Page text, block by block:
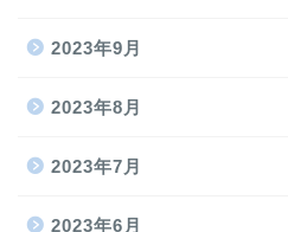
2023年9月
2023年8月
2023年7月
2023年6月